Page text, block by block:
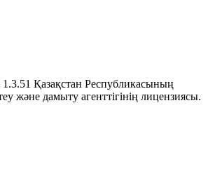
Қазақстан Республикасының
және дамыту агенттігінің лицензиясы.